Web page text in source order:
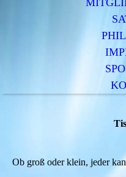
Ob groß oder klein, jeder